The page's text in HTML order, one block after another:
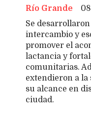
Río Grande
Se
intercambio y
promover el
lactancia y
comunitarias.
extendieron a la
su alcance en
ciudad.